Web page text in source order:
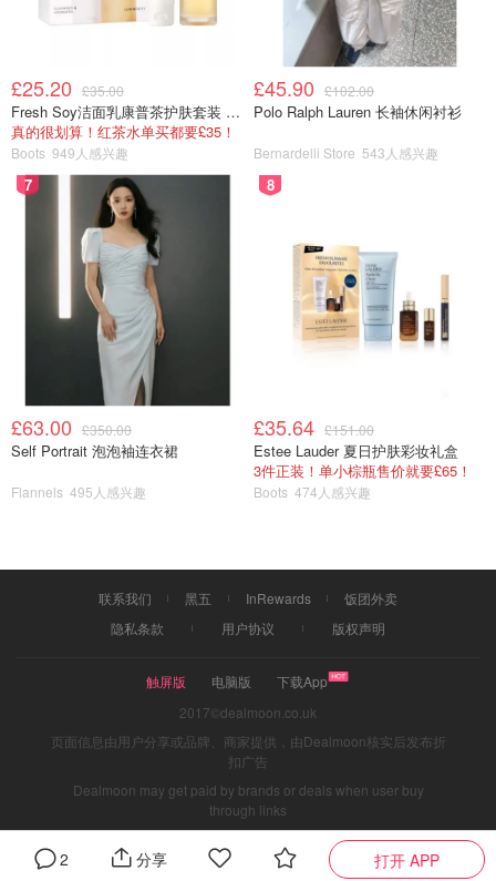
£25.20 £35.00
Fresh Soy洁面乳康普茶护肤套装 100ml
真的很划算！红茶水单买都要£35！
Boots 949人感兴趣
£45.90 £102.00
Polo Ralph Lauren 长袖休闲衬衫
Bernardelli Store 543人感兴趣
7
£63.00 £350.00
Self Portrait 泡泡袖连衣裙
Flannels 495人感兴趣
8
£35.64 £151.00
Estee Lauder 夏日护肤彩妆礼盒
3件正装！单小棕瓶售价就要£65！
Boots 474人感兴趣
2 分享 打开 APP
联系我们 黑五 InRewards
饭团外卖
隐私条款
用户协议 版权声明
触屏版 电脑版
下载App
2017©dealmoon.co.uk
页面信息由用户分享或品牌、商家提供，由Dealmoon核实后发布折
扣广告
Dealmoon may get paid by brands or deals when user buy
through links